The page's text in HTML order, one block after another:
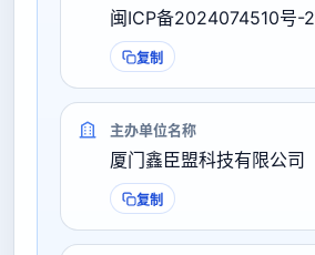
闽ICP备2024074510号-2
复制
主办单位名称
厦门鑫臣盟科技有限公司
复制